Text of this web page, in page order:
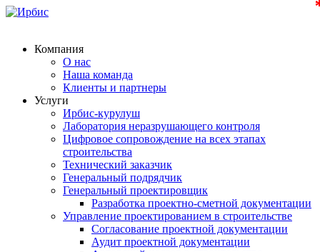
Компания
О нас
Наша команда
Клиенты и партнеры
Услуги
Ирбис-курулуш
Лаборатория неразрушающего контроля
Цифровое сопровождение на всех этапах
строительства
Технический заказчик
Генеральный подрядчик
Генеральный проектировщик
Разработка проектно-сметной документации
Управление проектированием в строительстве
Согласование проектной документации
Аудит проектной документации